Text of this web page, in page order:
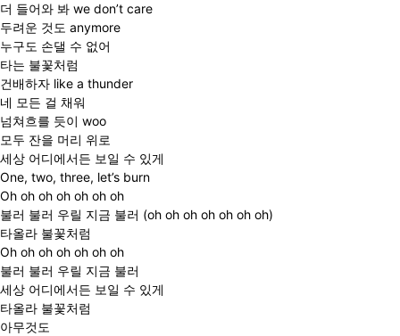
더 들어와 봐 we don’t care
두려운 것도 anymore
누구도 손댈 수 없어
타는 불꽃처럼
건배하자 like a thunder
네 모든 걸 채워
넘쳐흐를 듯이 woo
모두 잔을 머리 위로
세상 어디에서든 보일 수 있게
One, two, three, let’s burn
Oh oh oh oh oh oh oh
불러 불러 우릴 지금 불러 (oh oh oh oh oh oh oh)
타올라 불꽃처럼
Oh oh oh oh oh oh oh
불러 불러 우릴 지금 불러
세상 어디에서든 보일 수 있게
타올라 불꽃처럼
아무것도